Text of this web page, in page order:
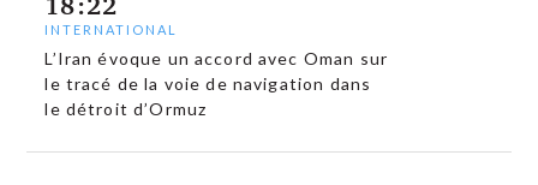
INTERNATIONAL
L’Iran évoque un accord avec Oman sur
le tracé de la voie de navigation dans
le détroit d’Ormuz